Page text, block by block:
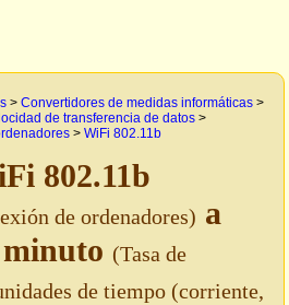
> Convertidores de medidas informáticas >
de transferencia de datos >
> WiFi 802.11b
802.11b
de ordenadores) a
(Tasa de
de tiempo (corriente,